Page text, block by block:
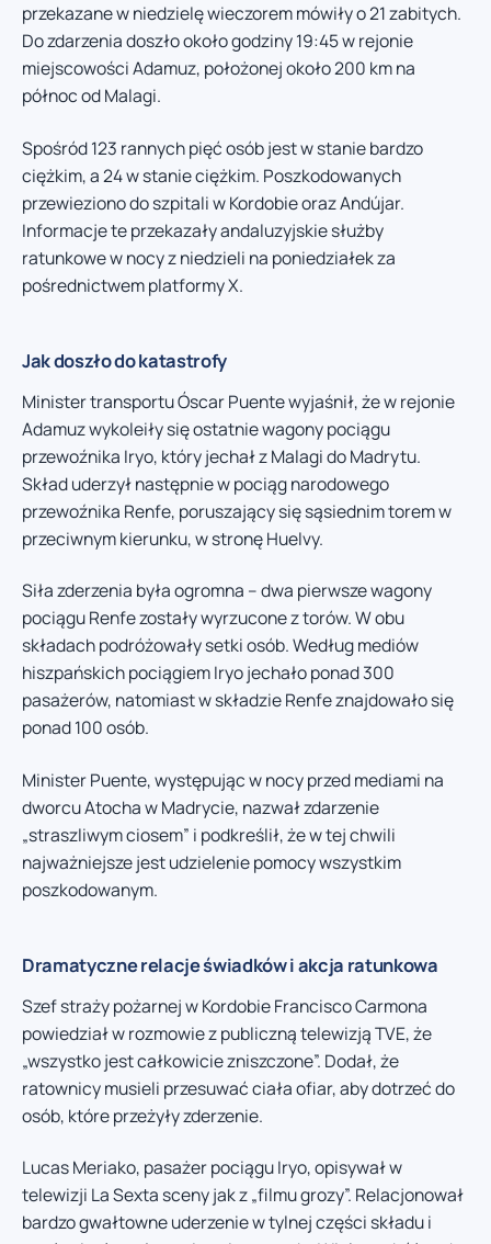
przekazane w niedzielę wieczorem mówiły o 21 zabitych.
Do zdarzenia doszło około godziny 19:45 w rejonie
miejscowości Adamuz, położonej około 200 km na
północ od Malagi.
Spośród 123 rannych pięć osób jest w stanie bardzo
ciężkim, a 24 w stanie ciężkim. Poszkodowanych
przewieziono do szpitali w Kordobie oraz Andújar.
Informacje te przekazały andaluzyjskie służby
ratunkowe w nocy z niedzieli na poniedziałek za
pośrednictwem platformy X.
Jak doszło do katastrofy
Minister transportu Óscar Puente wyjaśnił, że w rejonie
Adamuz wykoleiły się ostatnie wagony pociągu
przewoźnika Iryo, który jechał z Malagi do Madrytu.
Skład uderzył następnie w pociąg narodowego
przewoźnika Renfe, poruszający się sąsiednim torem w
przeciwnym kierunku, w stronę Huelvy.
Siła zderzenia była ogromna – dwa pierwsze wagony
pociągu Renfe zostały wyrzucone z torów. W obu
składach podróżowały setki osób. Według mediów
hiszpańskich pociągiem Iryo jechało ponad 300
pasażerów, natomiast w składzie Renfe znajdowało się
ponad 100 osób.
Minister Puente, występując w nocy przed mediami na
dworcu Atocha w Madrycie, nazwał zdarzenie
„straszliwym ciosem” i podkreślił, że w tej chwili
najważniejsze jest udzielenie pomocy wszystkim
poszkodowanym.
Dramatyczne relacje świadków i akcja ratunkowa
Szef straży pożarnej w Kordobie Francisco Carmona
powiedział w rozmowie z publiczną telewizją TVE, że
„wszystko jest całkowicie zniszczone”. Dodał, że
ratownicy musieli przesuwać ciała ofiar, aby dotrzeć do
osób, które przeżyły zderzenie.
Lucas Meriako, pasażer pociągu Iryo, opisywał w
telewizji La Sexta sceny jak z „filmu grozy”. Relacjonował
bardzo gwałtowne uderzenie w tylnej części składu i